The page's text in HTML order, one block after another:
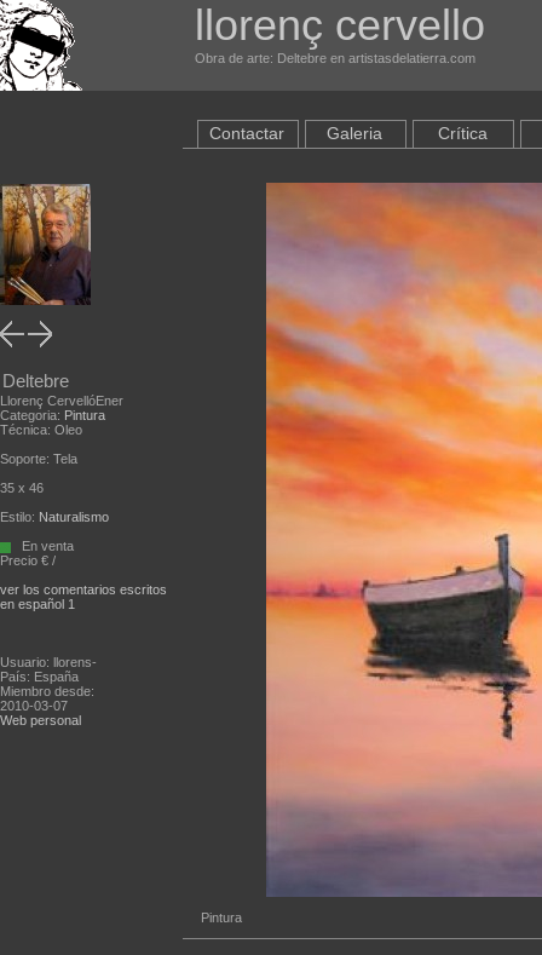
llorenç cervello
Obra de arte: Deltebre en artistasdelatierra.com
Deltebre
Llorenç CervellóEner
Categoria: Pintura
Técnica: Oleo
Soporte: Tela
35 x 46
Estilo: Naturalismo
En venta
Precio € /
ver los comentarios escritos
en español 1
Usuario: llorens-
País: España
Miembro desde:
2010-03-07
Web personal
Contactar Galeria Crítica
Pintura